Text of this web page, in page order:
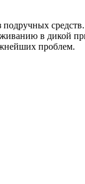
подручных
в дикой
проблем.